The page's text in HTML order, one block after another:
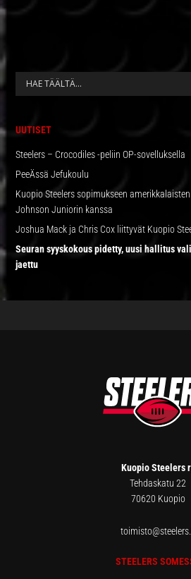
ENSISIJAINEN
UUTISET
Steelers – Crocodiles -peliin OP-sovelluksella
PeeÄssä Jefukoulu
Kuopio Steelers sopimukseen
Johnson Juniorin kanssa
Joshua Mack ja Chris Cox liittyvät Kuopio
Seuran syyskokous pidetty, uusi hallitus
jaettu
Kuopio Steelers
Tehdaskatu 22
70620 Kuopio
STEELERS